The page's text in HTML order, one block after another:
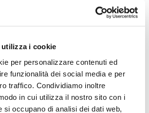
i cookie
per personalizzare contenuti ed
funzionalità dei social media e per
traffico. Condividiamo inoltre
in cui utilizza il nostro sito con i
si occupano di analisi dei dati web,